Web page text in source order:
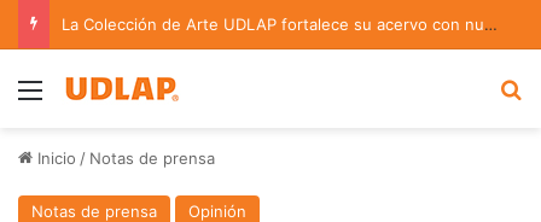
La Colección de Arte UDLAP fortalece su acervo con nuevas obras de artistas emergentes y consolidados
Menu
Inicio / Notas de prensa
Notas de prensa Opinión